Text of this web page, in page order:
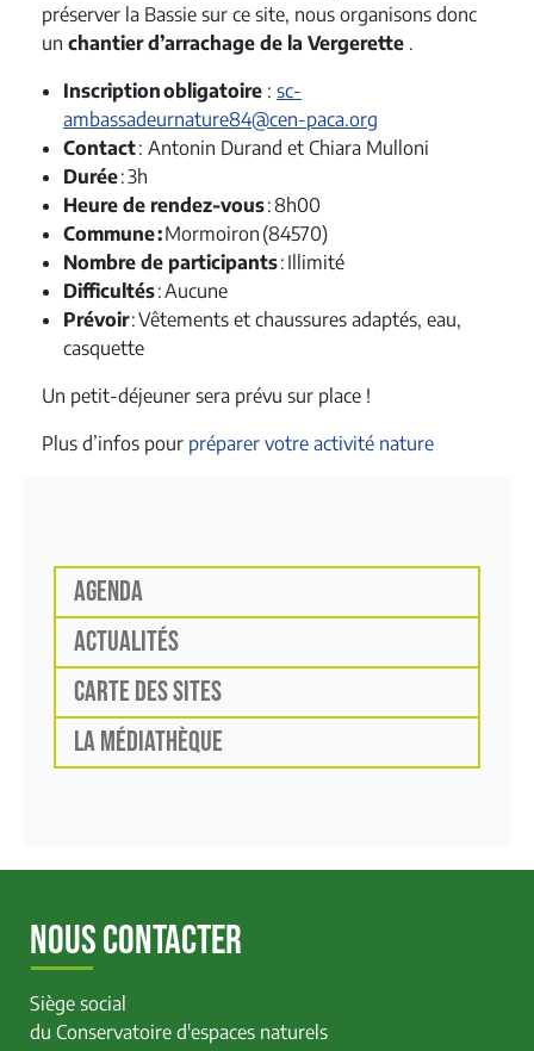
préserver la Bassie sur ce site, nous organisons donc
un chantier d’arrachage de la Vergerette .
Inscriptionobligatoire : sc-
ambassadeurnature84@cen-paca.org
Contact: Antonin Durand et Chiara Mulloni
Durée: 3h
Heure de rendez-vous: 8h00
Commune :Mormoiron (84570)
Nombre de participants: Illimité
Difficultés: Aucune
Prévoir: Vêtements et chaussures adaptés, eau,
casquette
Un petit-déjeuner sera prévu sur place !
Plus d’infos pour préparer votre activité nature
AGENDA
ACTUALITÉS
CARTE DES SITES
LA MÉDIATHÈQUE
NOUS CONTACTER
Siège social
du Conservatoire d'espaces naturels